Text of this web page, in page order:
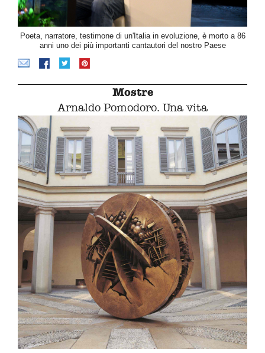
Poeta, narratore, testimone di un'Italia in evoluzione, è morto a 86
anni uno dei più importanti cantautori del nostro Paese
Mostre
Arnaldo Pomodoro. Una vita